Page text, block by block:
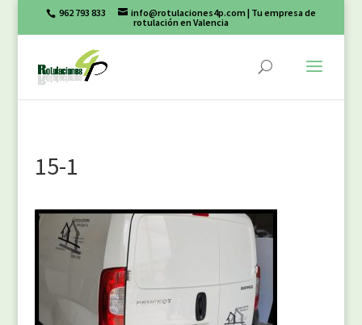
962 793 833 info@rotulaciones4p.com | Tu empresa de
rotulación en Valencia
15-1